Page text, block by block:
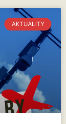
AKTUALITY